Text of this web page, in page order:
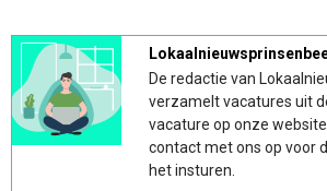
De redactie van
verzamelt vacatures uit
vacature op onze
contact met ons op voor
het insturen.